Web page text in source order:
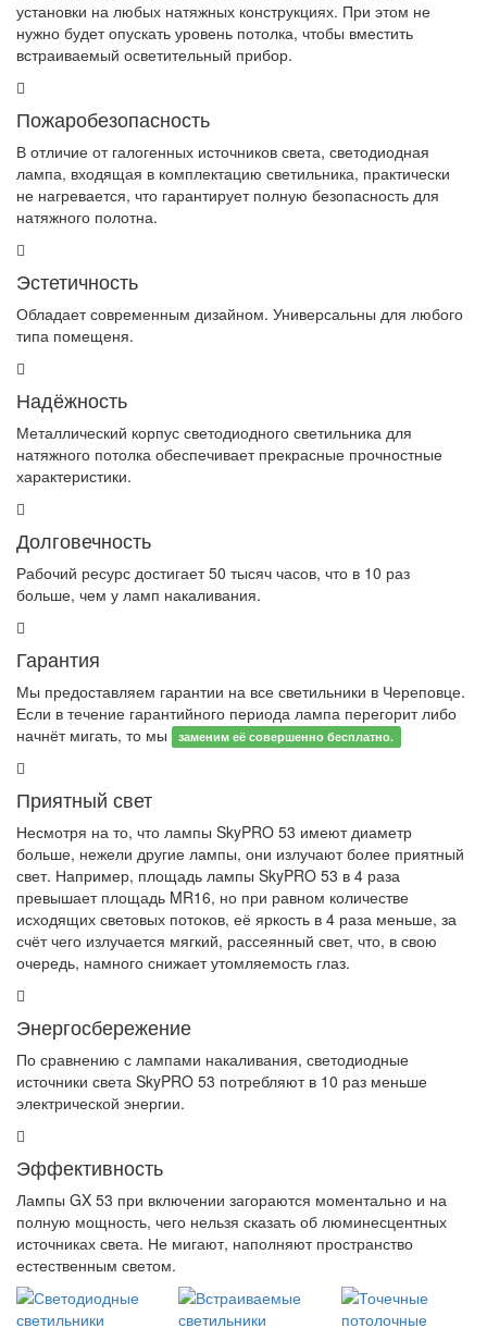
установки на любых натяжных конструкциях. При этом не
нужно будет опускать уровень потолка, чтобы вместить
встраиваемый осветительный прибор.
Пожаробезопасность
В отличие от галогенных источников света, светодиодная
лампа, входящая в комплектацию светильника, практически
не нагревается, что гарантирует полную безопасность для
натяжного полотна.
Эстетичность
Обладает современным дизайном. Универсальны для любого
типа помещеня.
Надёжность
Металлический корпус светодиодного светильника для
натяжного потолка обеспечивает прекрасные прочностные
характеристики.
Долговечность
Рабочий ресурс достигает 50 тысяч часов, что в 10 раз
больше, чем у ламп накаливания.
Гарантия
Мы предоставляем гарантии на все светильники в Череповце.
Если в течение гарантийного периода лампа перегорит либо
начнёт мигать, то мы
заменим её совершенно бесплатно.
Приятный свет
Несмотря на то, что лампы SkyPRO 53 имеют диаметр
больше, нежели другие лампы, они излучают более приятный
свет. Например, площадь лампы SkyPRO 53 в 4 раза
превышает площадь MR16, но при равном количестве
исходящих световых потоков, её яркость в 4 раза меньше, за
счёт чего излучается мягкий, рассеянный свет, что, в свою
очередь, намного снижает утомляемость глаз.
Энергосбережение
По сравнению с лампами накаливания, светодиодные
источники света SkyPRO 53 потребляют в 10 раз меньше
электрической энергии.
Эффективность
Лампы GX 53 при включении загораются моментально и на
полную мощность, чего нельзя сказать об люминесцентных
источниках света. Не мигают, наполняют пространство
естественным светом.